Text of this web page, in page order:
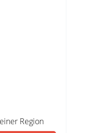
Region